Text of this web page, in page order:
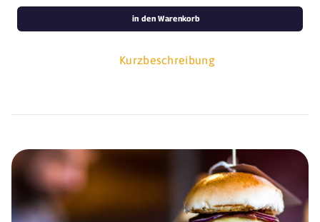
Kurzbeschreibung
in den Warenkorb